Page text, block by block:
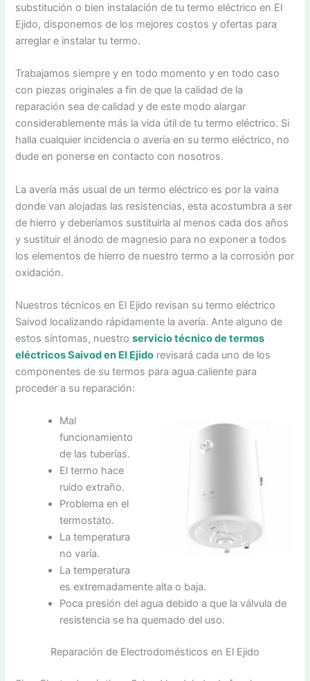
substitución o bien instalación de tu termo eléctrico en El
Ejido, disponemos de los mejores costos y ofertas para
arreglar e instalar tu termo.
Trabajamos siempre y en todo momento y en todo caso
con piezas originales a fin de que la calidad de la
reparación sea de calidad y de este modo alargar
considerablemente más la vida útil de tu termo eléctrico. Si
halla cualquier incidencia o avería en su termo eléctrico, no
dude en ponerse en contacto con nosotros.
La avería más usual de un termo eléctrico es por la vaina
donde van alojadas las resistencias, esta acostumbra a ser
de hierro y deberíamos sustituirla al menos cada dos años
y sustituir el ánodo de magnesio para no exponer a todos
los elementos de hierro de nuestro termo a la corrosión por
oxidación.
Nuestros técnicos en El Ejido revisan su termo eléctrico
Saivod localizando rápidamente la avería. Ante alguno de
estos síntomas, nuestroservicio técnico de termos
eléctricos Saivod en El Ejido revisará cada uno de los
componentes de su termos para agua caliente para
proceder a su reparación:
Mal
funcionamiento
de las tuberías.
El termo hace
ruido extraño.
Problema en el
termostato.
La temperatura
no varía.
La temperatura
es extremadamente alta o baja.
Poca presión del agua debido a que la válvula de
resistencia se ha quemado del uso.
Reparación de Electrodomésticos en El Ejido